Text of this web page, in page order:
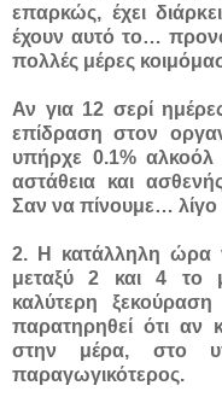
επαρκώς, έχει
έχουν αυτό το…
πολλές μέρες
Αν για 12 σερί
επίδραση στον
υπήρχε 0.1% αλκοόλ
αστάθεια και
Σαν να πίνουμε…
2. Η κατάλληλη ώρα
μεταξύ 2 και 4 το
καλύτερη
παρατηρηθεί ότι αν
στην μέρα, στο
παραγωγικότερος.